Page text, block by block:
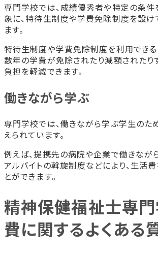
専門学校では、成績優秀者や特定の条件
象に、特待生制度や学費免除制度を設け
ます。
特待生制度や学費免除制度を利用できる
数年の学費が免除されたり減額されたり
負担を軽減できます。
働きながら学ぶ
専門学校では、働きながら学ぶ学生のた
えられています。
例えば、提携先の病院や企業で働きなが
アルバイトの斡旋制度などにより、生活
とができます。
精神保健福祉士専
費に関するよくある